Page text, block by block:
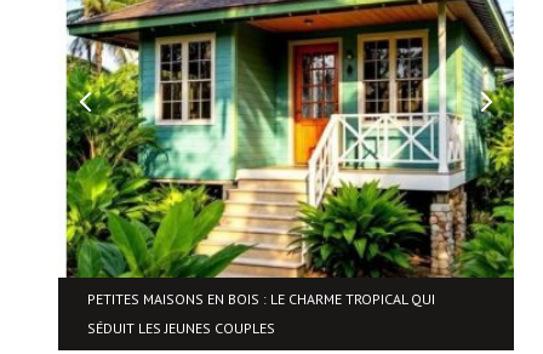
PETITES MAISONS EN BOIS : LE CHARME TROPICAL QUI
SÉDUIT LES JEUNES COUPLES